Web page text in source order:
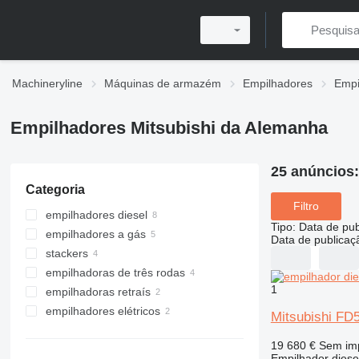
Machineryline Máquinas de armazém Empilhadores
Empilhadores Mitsubishi da Alemanha
Categoria
empilhadores diesel
empilhadores a gás
stackers
empilhadoras de três rodas
empilhadoras retraís
empilhadores elétricos
25 anúncios:
Filtro
Tipo: Data de
Data de
1
Mitsubishi
19 680 € Sem